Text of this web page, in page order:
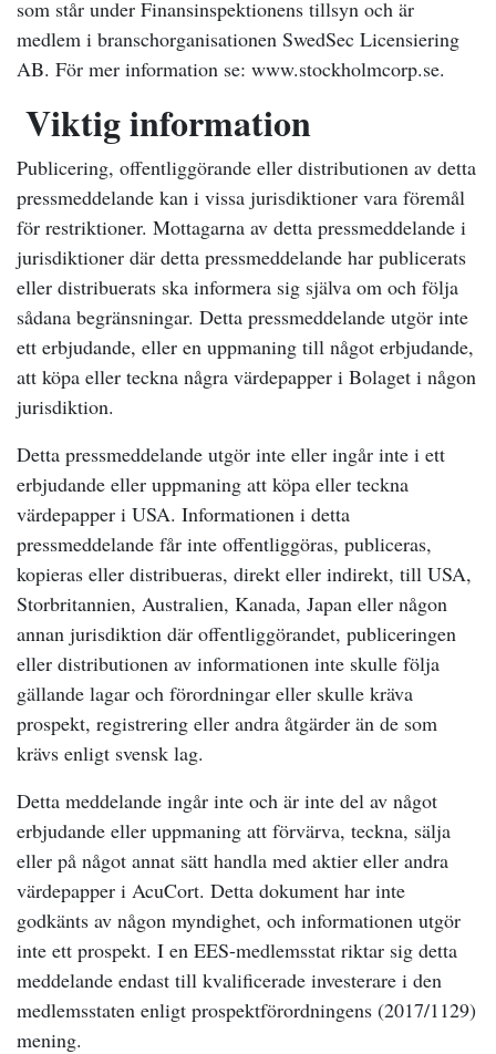
som står under Finansinspektionens tillsyn och är
medlem i branschorganisationen SwedSec Licensiering
AB. För mer information se: www.stockholmcorp.se.
Viktig information
Publicering, offentliggörande eller distributionen av detta
pressmeddelande kan i vissa jurisdiktioner vara föremål
för restriktioner. Mottagarna av detta pressmeddelande i
jurisdiktioner där detta pressmeddelande har publicerats
eller distribuerats ska informera sig själva om och följa
sådana begränsningar. Detta pressmeddelande utgör inte
ett erbjudande, eller en uppmaning till något erbjudande,
att köpa eller teckna några värdepapper i Bolaget i någon
jurisdiktion.
Detta pressmeddelande utgör inte eller ingår inte i ett
erbjudande eller uppmaning att köpa eller teckna
värdepapper i USA. Informationen i detta
pressmeddelande får inte offentliggöras, publiceras,
kopieras eller distribueras, direkt eller indirekt, till USA,
Storbritannien, Australien, Kanada, Japan eller någon
annan jurisdiktion där offentliggörandet, publiceringen
eller distributionen av informationen inte skulle följa
gällande lagar och förordningar eller skulle kräva
prospekt, registrering eller andra åtgärder än de som
krävs enligt svensk lag.
Detta meddelande ingår inte och är inte del av något
erbjudande eller uppmaning att förvärva, teckna, sälja
eller på något annat sätt handla med aktier eller andra
värdepapper i AcuCort. Detta dokument har inte
godkänts av någon myndighet, och informationen utgör
inte ett prospekt. I en EES-medlemsstat riktar sig detta
meddelande endast till kvalificerade investerare i den
medlemsstaten enligt prospektförordningens (2017/1129)
mening.